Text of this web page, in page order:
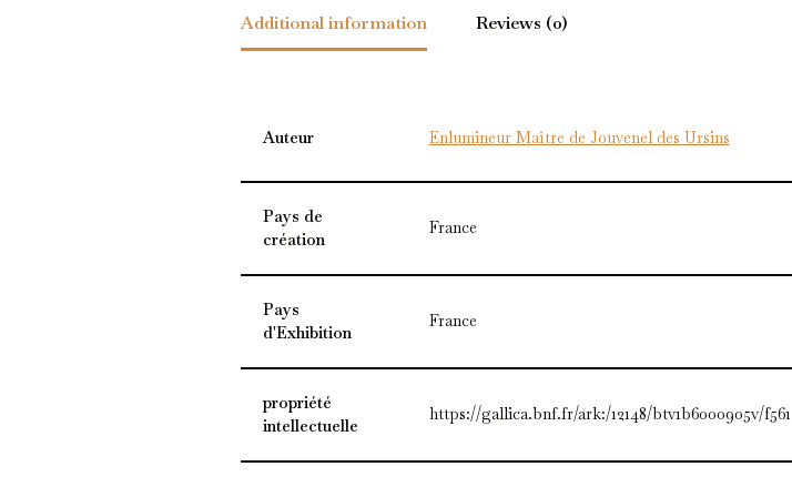
Additional information Reviews (0)
Auteur Enlumineur Maître de Jouvenel des Ursins
Pays de
création
France
Pays
d'Exhibition
France
propriété
intellectuelle
https://gallica.bnf.fr/ark:/12148/btv1b6000905v/f561